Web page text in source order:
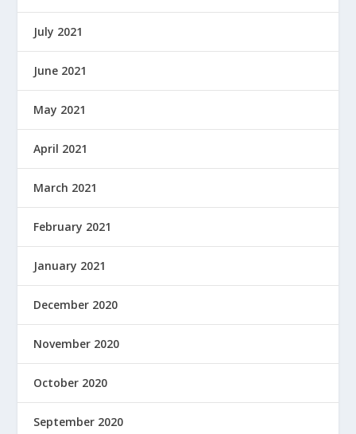
July 2021
June 2021
May 2021
April 2021
March 2021
February 2021
January 2021
December 2020
November 2020
October 2020
September 2020